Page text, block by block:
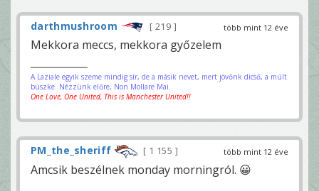
több mint 12 éve
darthmushroom 219
Mekkora meccs, mekkora győzelem
A Laziale egyik szeme mindig sír, de a másik nevet, mert jövőnk dicső, a múlt
büszke. Nézzünk előre, Non Mollare Mai.
One Love, One United, This is Manchester United!!
több mint 12 éve
PM_the_sheriff 1 155
Amcsik beszélnek monday morningról. 😀